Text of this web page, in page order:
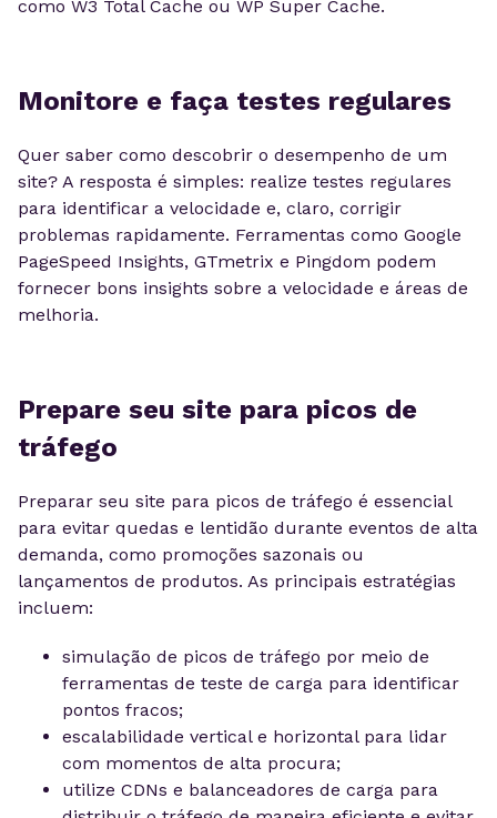
como W3 Total Cache ou WP Super Cache.
Monitore e faça testes regulares
Quer saber como descobrir o desempenho de um
site? A resposta é simples: realize testes regulares
para identificar a velocidade e, claro, corrigir
problemas rapidamente. Ferramentas como Google
PageSpeed Insights, GTmetrix e Pingdom podem
fornecer bons insights sobre a velocidade e áreas de
melhoria.
Prepare seu site para picos de
tráfego
Preparar seu site para picos de tráfego é essencial
para evitar quedas e lentidão durante eventos de alta
demanda, como promoções sazonais ou
lançamentos de produtos. As principais estratégias
incluem:
simulação de picos de tráfego por meio de
ferramentas de teste de carga para identificar
pontos fracos;
escalabilidade vertical e horizontal para lidar
com momentos de alta procura;
utilize CDNs e balanceadores de carga para